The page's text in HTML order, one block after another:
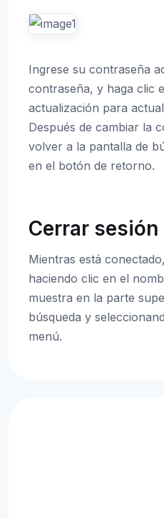
Ingrese su contraseña
contraseña, y haga clic
actualización para
Después de cambiar la
volver a la pantalla de
en el botón de retorno.
Cerrar sesión
Mientras está
haciendo clic en el
muestra en la parte
búsqueda y
menú.